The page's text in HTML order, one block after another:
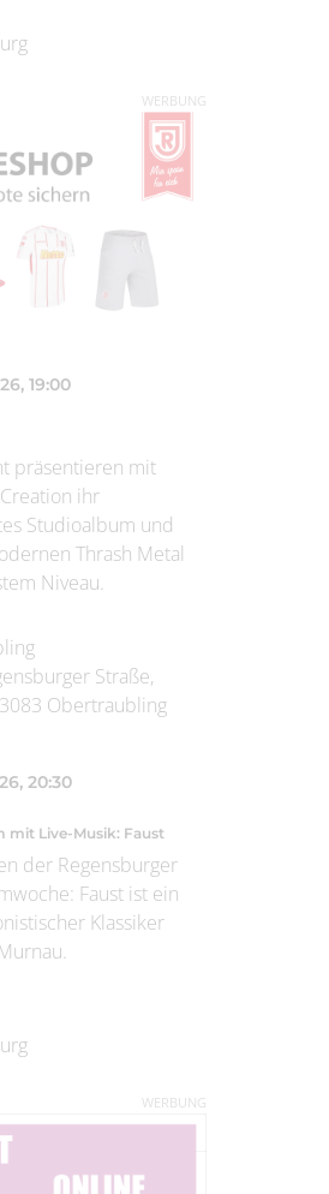
WERBUNG
, 19:00
präsentieren mit
ihr
Studioalbum und
Thrash Metal
Niveau.
Straße,
Obertraubling
, 20:30
mit Live-Musik: Faust
der Regensburger
Faust ist ein
Klassiker
WERBUNG